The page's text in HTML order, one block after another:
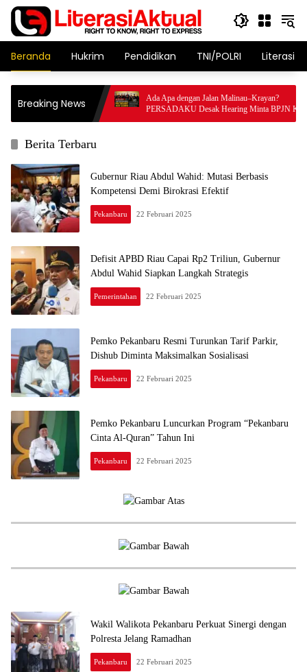
Langsung
konten
Beranda Hukrim Pendidikan TNI/POLRI Literasi
Breaking News
Dirut IPB, Bastian
Ada Apa dengan Jalan Malinau–Krayan?
PERSADAKU Desak Hearing Minta BPJN Kaltara
Buka Transparansi Anggaran
Berita Terbaru
Gubernur Riau Abdul Wahid: Mutasi Berbasis
Kompetensi Demi Birokrasi Efektif
Pekanbaru 22 Februari 2025
Defisit APBD Riau Capai Rp2 Triliun, Gubernur
Abdul Wahid Siapkan Langkah Strategis
Pemerintahan 22 Februari 2025
Pemko Pekanbaru Resmi Turunkan Tarif Parkir,
Dishub Diminta Maksimalkan Sosialisasi
Pekanbaru 22 Februari 2025
Literasi
Aktual
Pemko Pekanbaru Luncurkan Program “Pekanbaru
Cinta Al-Quran” Tahun Ini
Pekanbaru 22 Februari 2025
Wakil Walikota Pekanbaru Perkuat Sinergi dengan
Polresta Jelang Ramadhan
Pekanbaru 22 Februari 2025